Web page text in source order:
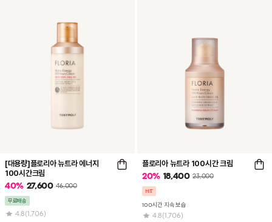
[대용량]플로리아 뉴트라 에너지
100시간크림
40% 27,600 46,000
무료배송
4.8 (1,706)
플로리아 뉴트라 100시간 크림
20% 18,400 23,000
HIT
100시간 지속 보습
4.8 (1,706)